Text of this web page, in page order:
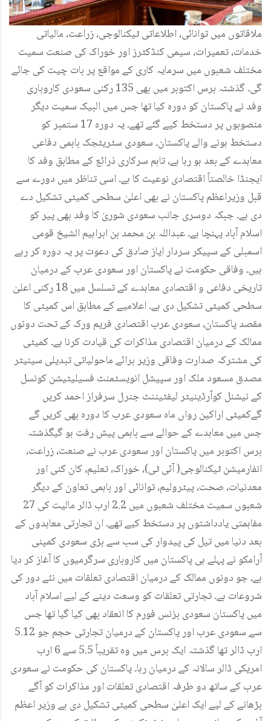
ملاقاتوں میں توانائی، اطلاعاتی ٹیکنالوجی، زراعت، مالیاتی
خدمات، تعمیرات، سیمی کنڈکٹرز اور خوراک کی صنعت سمیت
مختلف شعبوں میں سرمایہ کاری کے مواقع پر بات چیت کی جائے
گی۔ گذشتہ برس اکتوبر میں بھی 135 رکنی سعودی کاروباری
وفد نے پاکستان کو دورہ کیا تھا جس میں البیک سمیت دیگر
منصوبوں پر دستخط کیے گئے تھے۔ یہ دورہ 17 ستمبر کو
دستخط ہونے والے پاکستان۔ سعودی سٹریٹجک باہمی دفاعی
معاہدے کے بعد ہو رہا ہے، تاہم سرکاری ذرائع کے مطابق وفد کا
ایجنڈا خالصتاً اقتصادی نوعیت کا ہے۔ اسی تناظر میں دورے سے
قبل وزیراعظم پاکستان نے بھی اعلیٰ سطحی کمیٹی تشکیل دے
دی ہے۔ جبکہ دوسری جانب سعودی شوریٰ کا وفد بھی پیر کو
اسلام آباد پہنچا ہے۔ عبداللہ بن محمد بن ابراہیم الشیخ قومی
اسمبلی کے سپیکر سردار ایاز صادق کی دعوت پر یہ دورہ کر رہے
ہیں۔ وفاقی حکومت نے پاکستان اور سعودی عرب کے درمیان
تاریخی دفاعی و اقتصادی معاہدے کے تسلسل میں 18 رکنی اعلیٰ
سطحی کمیٹی تشکیل دی ہے۔ اعلامیے کے مطابق اس کمیٹی کا
مقصد پاکستان، سعودی عرب اقتصادی فریم ورک کے تحت دونوں
ممالک کے درمیان اقتصادی مذاکرات کی قیادت کرنا ہے۔ کمیٹی
کی مشترکہ صدارت وفاقی وزیر برائے ماحولیاتی تبدیلی سینیٹر
مصدق مسعود ملک اور سپیشل انویسٹمنٹ فسیلیٹیشن کونسل
کے نیشنل کوآرڈینیٹر لیفٹیننٹ جنرل سرفراز احمد کریں
گےکمیٹی اراکین رواں ماہ سعودی عرب کا دورہ بھی کریں گے
جس میں معاہدے کے حوالے سے باہمی پیش رفت ہو گیگذشتہ
برس اکتوبر میں پاکستان اور سعودی عرب نے صنعت، زراعت،
انفارمیشن ٹیکنالوجی( آئی ٹی)، خوراک، تعلیم، کان کنی اور
معدنیات، صحت، پیٹرولیم، توانائی اور باہمی تعاون کے دیگر
شعبوں سمیت مختلف شعبوں میں 2.2 ارب ڈالر مالیت کی 27
مفاہمتی یادداشتوں پر دستخط کیے تھے۔ ان تجارتی معاہدوں کے
بعد دنیا میں تیل کی پیدوار کی سب سے بڑی سعودی کمپنی
آرامکو نے پہلے ہی پاکستان میں کاروباری سرگرمیوں کا آغاز کر دیا
ہے، جو دونوں ممالک کے درمیان اقتصادی تعلقات میں نئے دور کی
شروعات ہے۔ تجارتی تعلقات کو وسعت دینے کے لیے اسلام آباد
میں پاکستان سعودی بزنس فورم کا انعقاد بھی کیا گیا تھا جس
سے سعودی عرب اور پاکستان کے درمیان تجارتی حجم جو 5.12
ارب ڈالر تھا گذشتہ ایک برس میں وہ تقریباً 5.5 سے 6 ارب
امریکی ڈالر سالانہ کے درمیان رہا۔ پاکستان کی حکومت نے سعودی
عرب کے ساتھ دو طرفہ اقتصادی تعلقات اور مذاکرات کو آگے
بڑھانے کے لیے ایک اعلیٰ سطحی کمیٹی تشکیل دی ہے وزیر اعظم